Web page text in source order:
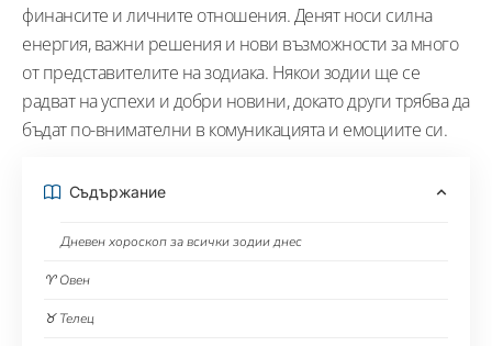
финансите и личните отношения. Денят носи силна
енергия, важни решения и нови възможности за много
от представителите на зодиака. Някои зодии ще се
радват на успехи и добри новини, докато други трябва да
бъдат по-внимателни в комуникацията и емоциите си.
Съдържание
Дневен хороскоп за всички зодии днес
♈ Овен
♉ Телец